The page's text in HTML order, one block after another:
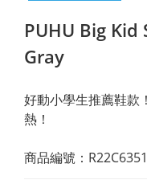
PUHU Big Kid
Gray
好動小學生推薦鞋款
熱！
商品編號：R22C6351